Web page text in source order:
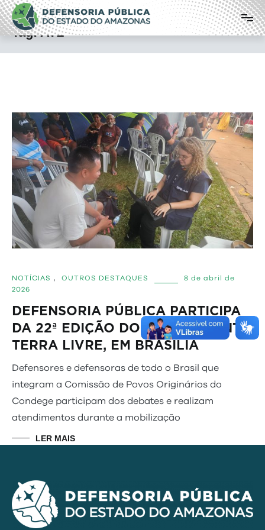
Pular
para
o
conteúdo
Defensoria Pública do Estado do
Amazonas
Tag:ATL
NOTÍCIAS , OUTROS DESTAQUES
8 de abril de
2026
DEFENSORIA PÚBLICA PARTICIPA
DA 22ª EDIÇÃO DO ACAMPAMENTO
TERRA LIVRE, EM BRASÍLIA
Defensores e defensoras de todo o Brasil que
integram a Comissão de Povos Originários do
Condege participam dos debates e realizam
atendimentos durante a mobilização
LER MAIS